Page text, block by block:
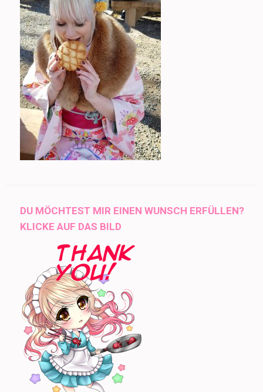
DU MÖCHTEST MIR EINEN WUNSCH ERFÜLLEN?
KLICKE AUF DAS BILD